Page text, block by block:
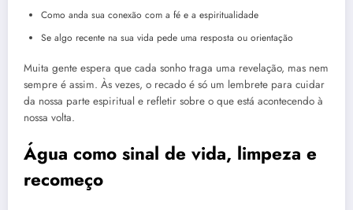
Como anda sua conexão com a fé e a espiritualidade
Se algo recente na sua vida pede uma resposta ou orientação
Muita gente espera que cada sonho traga uma revelação, mas nem
sempre é assim. Às vezes, o recado é só um lembrete para cuidar
da nossa parte espiritual e refletir sobre o que está acontecendo à
nossa volta.
Água como sinal de vida, limpeza e
recomeço